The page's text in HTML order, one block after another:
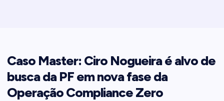
Caso Master: Ciro Nogueira é alvo de
busca da PF em nova fase da
Operação Compliance Zero